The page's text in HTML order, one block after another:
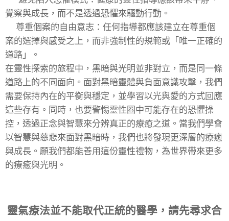
覺察與成長，而不是透過恐懼來驅動行動。
💓尊重個案的自由意志：任何指導都應該建立在尊重個
案的選擇與感受之上，而非強制性的規範或「唯一正確的
道路」。
在靈性探索的旅程中，黑暗與光明並非對立，而是同一條
道路上的不同面向。面對黑暗靈體與負面意識攻擊，我們
需要保持內在的平衡與穩定，並學習以光與愛的方式回應
這些存有。同時，也要警惕靈性圈中可能存在的恐懼操
控，透過正念與智慧來分辨真正的療癒之道。當我們學會
以智慧與慈悲來面對黑暗時，我們也將發現更深層的療癒
與成長。願我們都能善用這份靈性禮物，為世界帶來更多
的療癒與光明。
靈氣療法並不能取代正統的醫學，請先尋求合